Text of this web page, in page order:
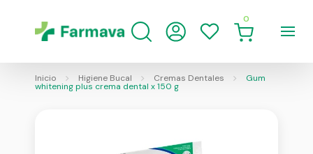
0
Inicio Higiene Bucal Cremas Dentales Gum
whitening plus crema dental x 150 g